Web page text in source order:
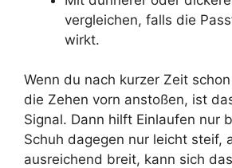
vergleichen, falls die
wirkt.
Wenn du nach kurzer Zeit
die Zehen vorn anstoßen, ist
Signal. Dann hilft Einlaufen nur
Schuh dagegen nur leicht steif,
ausreichend breit, kann sich